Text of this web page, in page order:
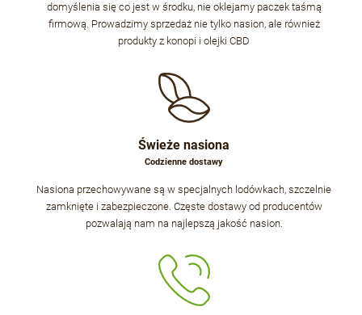
domyślenia się co jest w środku, nie oklejamy paczek taśmą
firmową. Prowadzimy sprzedaż nie tylko nasion, ale również
produkty z konopi i olejki CBD
Świeże nasiona
Codzienne dostawy
Nasiona przechowywane są w specjalnych lodówkach, szczelnie
zamknięte i zabezpieczone. Częste dostawy od producentów
pozwalają nam na najlepszą jakość nasion.